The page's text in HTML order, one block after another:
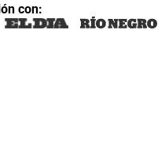
con: